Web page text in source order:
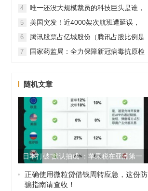
ChatGPT企业会被淘汰
4
唯一还没大规模裁员的科技巨头是谁，
苹果还能扛多久？
5
美国突发！近4000架次航班遭延误，
2000架次航班被取消
6
腾讯股票占亿城股份（腾讯占股比例是
怎样的？）
7
国家药监局：全力保障新冠病毒抗原检
随机文章
日本打破“默认抽成”：苹果税在亚洲第一
次被制度性拆分
正确使用微粒贷借钱周转应急，这份防
骗指南请查收！